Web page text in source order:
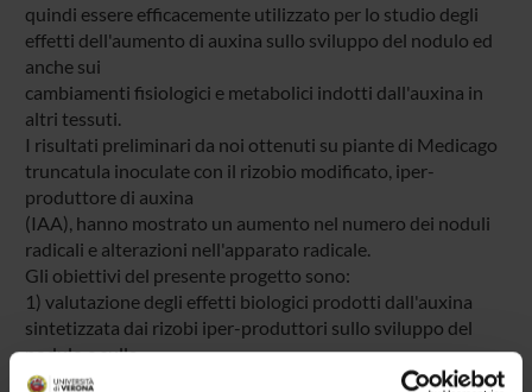
quindi essere efficacemente utilizzato per lo studio degli
effetti dell'aumento di auxina sullo sviluppo del nodulo ed
anche sui
cambiamenti fisiologici e metabolici indotti dall'auxina in
altri tessuti.
I risultati preliminari da noi ottenuti su piante di Medicago
truncatula inoculate con il rizobio modificato, iper-
produttore di auxina
(IAA), hanno mostrato un aumento nel numero dei noduli
radicali e alterazioni nell'apparato radicale.
Gli obiettivi del presente progetto sono:
1) valutazione degli effetti biologici prodotti dall'auxina
sintetizzata dai rizobi iper-produttori sullo sviluppo del
nodulo e sulla
crescita della pianta in specie leguminose modello